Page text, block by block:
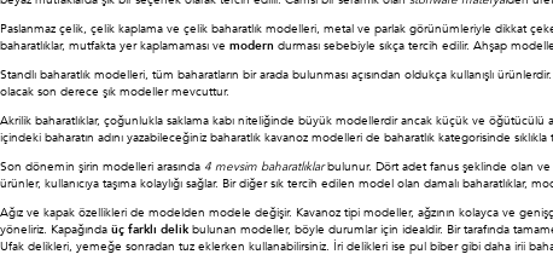
Paslanmaz çelik, çelik kaplama ve çelik baharatlık modelleri, metal ve parlak görünümleriyle dikkat
baharatlıklar, mutfakta yer kaplamaması ve modern durması sebebiyle sıkça tercih edilir. Ahşap
Standlı baharatlık modelleri, tüm baharatların bir arada bulunması açısından oldukça kullanışlı
olacak son derece şık modeller mevcuttur.
Akrilik baharatlıklar, çoğunlukla saklama kabı niteliğinde büyük modellerdir ancak küçük ve öğütücülü
içindeki baharatın adını yazabileceğiniz baharatlık kavanoz modelleri de baharatlık kategorisinde
Son dönemin şirin modelleri arasında 4 mevsim baharatlıklarbulunur. Dört adet fanus şeklinde olan
ürünler, kullanıcıya taşıma kolaylığı sağlar. Bir diğer sık tercih edilen model olan damalı baharatlıklar,
Ağız ve kapak özellikleri de modelden modele değişir. Kavanoz tipi modeller, ağzının kolayca ve
yöneliriz. Kapağında üç farklı delikbulunan modeller, böyle durumlar için idealdir. Bir tarafında
Ufak delikleri, yemeğe sonradan tuz eklerken kullanabilirsiniz. İri delikleri ise pul biber gibi daha irii